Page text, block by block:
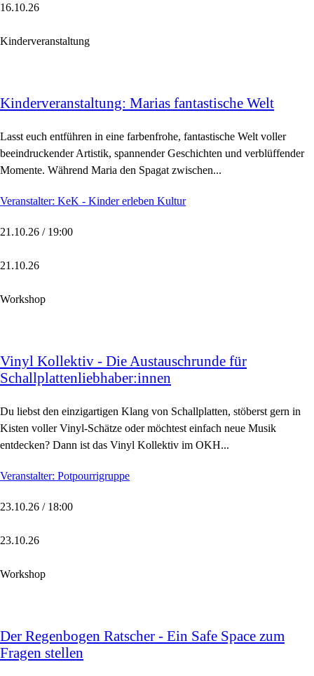
16.10.26
Kinderveranstaltung
Kinderveranstaltung: Marias fantastische Welt
Lasst euch entführen in eine farbenfrohe, fantastische Welt voller
beeindruckender Artistik, spannender Geschichten und verblüffender
Momente. Während Maria den Spagat zwischen...
Veranstalter: KeK - Kinder erleben Kultur
21.10.26 / 19:00
21.10.26
Workshop
Vinyl Kollektiv - Die Austauschrunde für
Schallplattenliebhaber:innen
Du liebst den einzigartigen Klang von Schallplatten, stöberst gern in
Kisten voller Vinyl-Schätze oder möchtest einfach neue Musik
entdecken? Dann ist das Vinyl Kollektiv im OKH...
Veranstalter: Potpourrigruppe
23.10.26 / 18:00
23.10.26
Workshop
Der Regenbogen Ratscher - Ein Safe Space zum
Fragen stellen